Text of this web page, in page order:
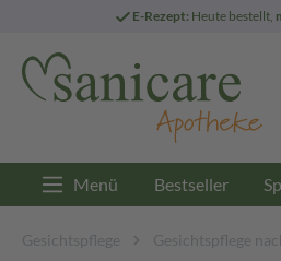
E-Rezept: Heute bestellt,
Menü Bestseller
Gesichtspflege Gesichtspflege